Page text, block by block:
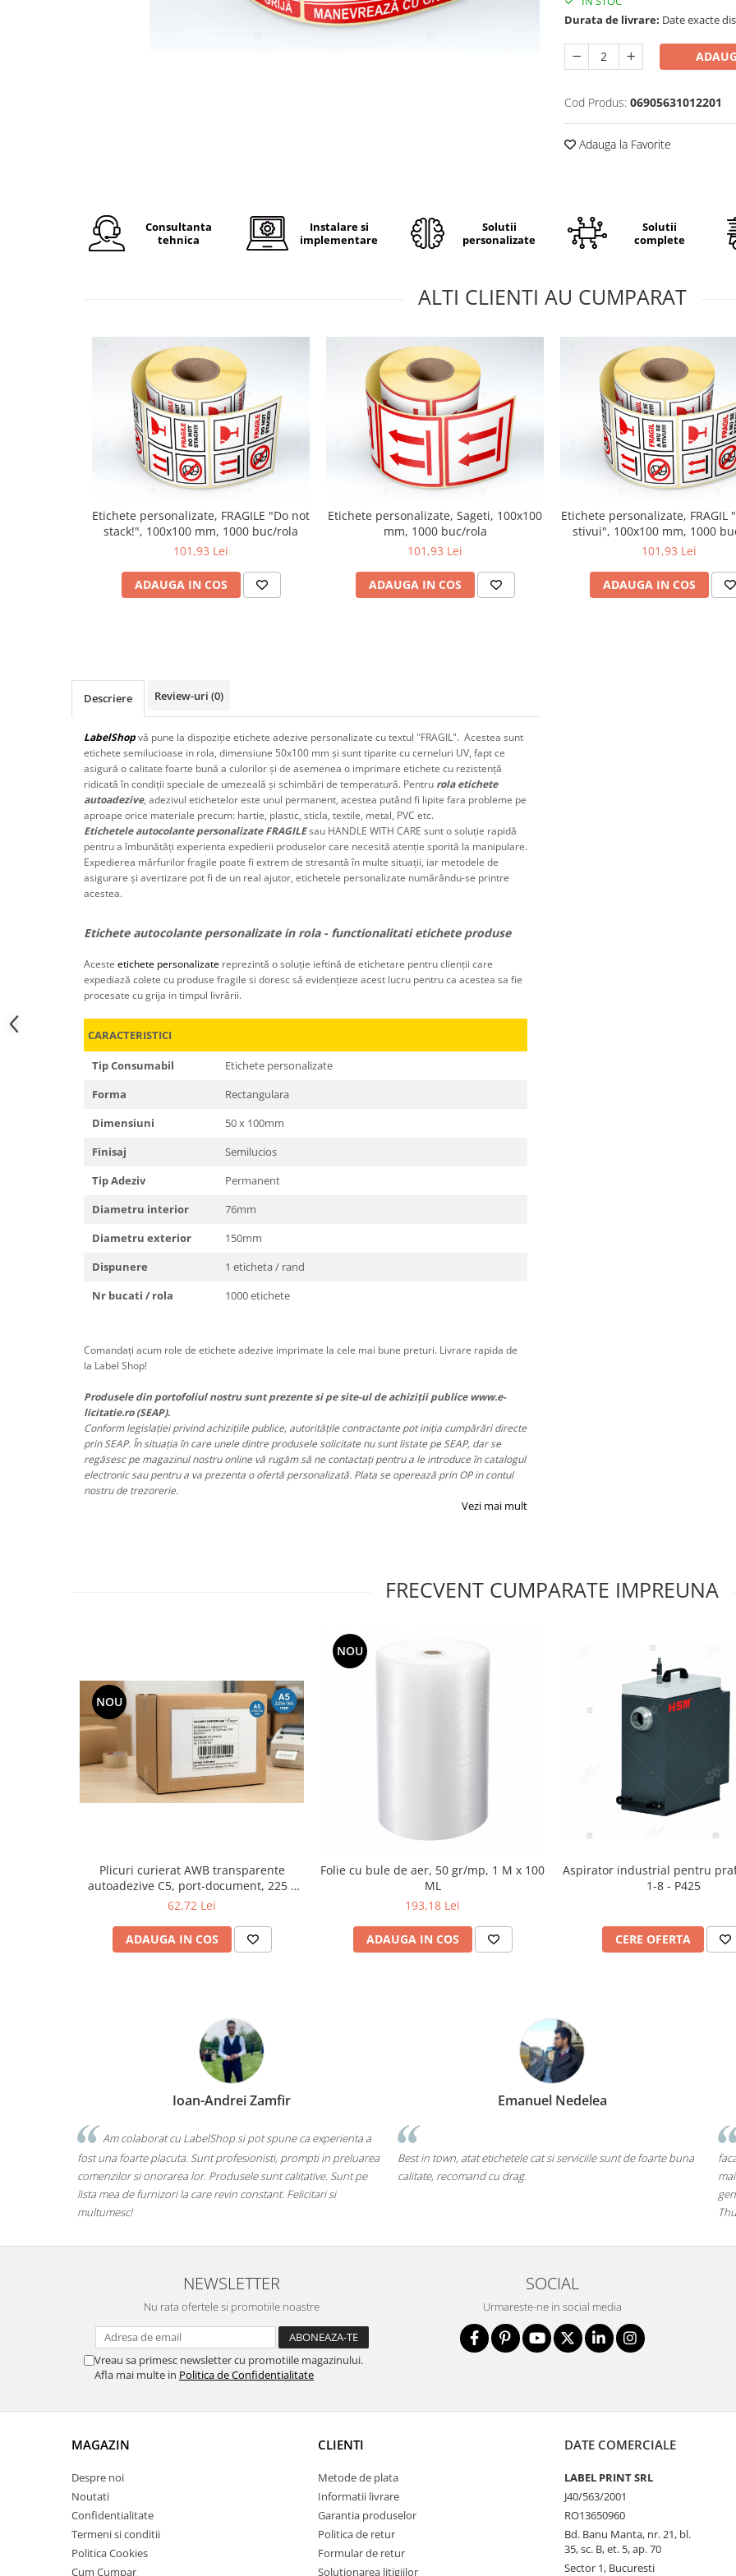
Durata de livrare: Date exacte
Cod Produs: 06905631012201
Adauga la Favorite
Consultanta
tehnica
Instalare si
implementare
Solutii
personalizate
Solutii
complete
ALTI CLIENTI AU CUMPARAT
Etichete personalizate, FRAGILE "Do not
stack!", 100x100 mm, 1000 buc/rola
101,93 Lei
ADAUGA IN COS
Etichete personalizate, Sageti, 100x100
mm, 1000 buc/rola
101,93 Lei
ADAUGA IN COS
Etichete personalizate, FRAGIL
stivui", 100x100 mm, 1000
101,93 Lei
ADAUGA IN COS
Descriere Review-uri (0)
LabelShopvă pune la dispoziție etichete adezive personalizate cu textul "FRAGIL". Acestea sunt
etichete semilucioase in rola, dimensiune 50x100 mm și sunt tiparite cu cerneluri UV, fapt ce
asigură o calitate foarte bună a culorilor și de asemenea o imprimare etichete cu rezistență
ridicată în condiții speciale de umezeală și schimbări de temperatură. Pentru rola etichete
autoadezive, adezivul etichetelor este unul permanent, acestea putând fi lipite fara probleme pe
aproape orice materiale precum: hartie, plastic, sticla, textile, metal, PVC etc.
Etichetele autocolante personalizate FRAGILEsau HANDLE WITH CARE sunt o soluţie rapidă
pentru a îmbunătăţi experienta expedierii produselor care necesită atenţie sporită la manipulare.
Expedierea mărfurilor fragile poate fi extrem de stresantă în multe situaţii, iar metodele de
asigurare şi avertizare pot fi de un real ajutor, etichetele personalizate numărându-se printre
acestea.
Etichete autocolante personalizate in rola - functionalitati etichete produse
Aceste etichete personalizate reprezintă o soluție ieftină de etichetare pentru clienții care
expediază colete cu produse fragile si doresc să evidențieze acest lucru pentru ca acestea sa fie
procesate cu grija in timpul livrării.
CARACTERISTICI
Tip Consumabil
Etichete personalizate
Forma
Rectangulara
Dimensiuni
50 x 100mm
Finisaj
Semilucios
Tip Adeziv
Permanent
Diametru interior
76mm
Diametru exterior
150mm
Dispunere
1 eticheta / rand
Nr bucati / rola
1000 etichete
Comandați acum role de etichete adezive imprimate la cele mai bune preturi. Livrare rapida de
la Label Shop!
Produsele din portofoliul nostru sunt prezente si pe site-ul de achiziții publice www.e-
licitatie.ro (SEAP).
Conform legislației privind achizițiile publice, autoritățile contractante pot iniția cumpărări directe
prin SEAP. În situația în care unele dintre produsele solicitate nu sunt listate pe SEAP, dar se
regăsesc pe magazinul nostru online vă rugăm să ne contactați pentru a le introduce în catalogul
electronic sau pentru a va prezenta o ofertă personalizată. Plata se operează prin OP in contul
nostru de trezorerie.
Vezi mai mult
FRECVENT CUMPARATE IMPREUNA
NOU
Plicuri curierat AWB transparente
autoadezive C5, port-document, 225 x
165 mm (Format A5 / A4 pliat în 2), cutie
62,72 Lei
ADAUGA IN COS
NOU
Folie cu bule de aer, 50 gr/mp, 1 M x 100
ML
193,18 Lei
ADAUGA IN COS
Aspirator industrial pentru praf
1-8 - P425
CERE OFERTA
Ioan-Andrei Zamfir
Am colaborat cu LabelShop si pot spune ca experienta a
fost una foarte placuta. Sunt profesionisti, prompti in preluarea
comenzilor si onorarea lor. Produsele sunt calitative. Sunt pe
lista mea de furnizori la care revin constant. Felicitari si
multumesc!
Emanuel Nedelea
Best in town, atat etichetele cat si serviciile sunt de foarte buna
calitate, recomand cu drag.
NEWSLETTER
Nu rata ofertele si promotiile noastre
Vreau sa primesc newsletter cu promotiile magazinului.
Afla mai multe in Politica de Confidentialitate
SOCIAL
Urmareste-ne in social media
MAGAZIN
Despre noi
Noutati
Confidentialitate
Termeni si conditii
Politica Cookies
Cum Cumpar
CLIENTI
Metode de plata
Informatii livrare
Garantia produselor
Politica de retur
Formular de retur
Solutionarea litigiilor
DATE COMERCIALE
LABEL PRINT SRL
J40/563/2001
RO13650960
Bd. Banu Manta, nr. 21, bl.
35, sc. B, et. 5, ap. 70
Sector 1, Bucuresti